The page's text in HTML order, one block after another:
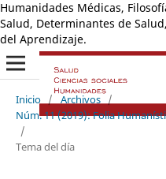
Humanidades Médicas,
Salud, Determinantes de
del Aprendizaje.
Inicio / Archivos /
Núm. 11 (2019): Folia
/
Tema del día